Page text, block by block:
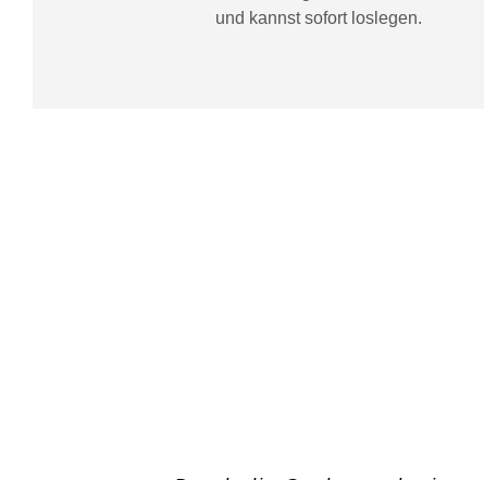
und kannst sofort loslegen.